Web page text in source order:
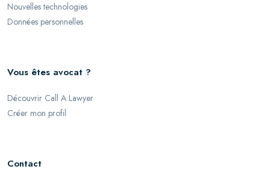
Nouvelles technologies
Données personnelles
Vous êtes avocat ?
Découvrir Call A Lawyer
Créer mon profil
Contact